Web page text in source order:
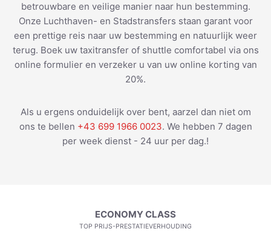
betrouwbare en veilige manier naar hun bestemming.
Onze Luchthaven- en Stadstransfers staan garant voor
een prettige reis naar uw bestemming en natuurlijk weer
terug. Boek uw taxitransfer of shuttle comfortabel via ons
online formulier en verzeker u van uw online korting van
20%.
Als u ergens onduidelijk over bent, aarzel dan niet om
ons te bellen +43 699 1966 0023. We hebben 7 dagen
per week dienst - 24 uur per dag.!
ECONOMY CLASS
TOP PRIJS-PRESTATIEVERHOUDING